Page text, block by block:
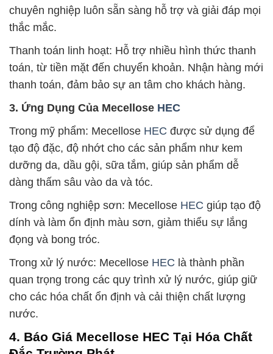
chuyên nghiệp luôn sẵn sàng hỗ trợ và giải đáp mọi
thắc mắc.
Thanh toán linh hoạt: Hỗ trợ nhiều hình thức thanh
toán, từ tiền mặt đến chuyển khoản. Nhận hàng mới
thanh toán, đảm bảo sự an tâm cho khách hàng.
3. Ứng Dụng Của Mecellose HEC
Trong mỹ phẩm: Mecellose HEC được sử dụng để
tạo độ đặc, độ nhớt cho các sản phẩm như kem
dưỡng da, dầu gội, sữa tắm, giúp sản phẩm dễ
dàng thấm sâu vào da và tóc.
Trong công nghiệp sơn: Mecellose HEC giúp tạo độ
dính và làm ổn định màu sơn, giảm thiểu sự lắng
đọng và bong tróc.
Trong xử lý nước: Mecellose HEC là thành phần
quan trọng trong các quy trình xử lý nước, giúp giữ
cho các hóa chất ổn định và cải thiện chất lượng
nước.
4. Báo Giá Mecellose HEC Tại Hóa Chất